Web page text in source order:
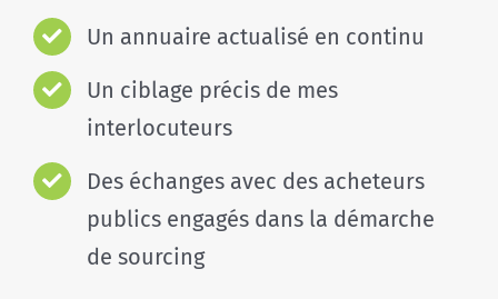
Un annuaire actualisé en continu
Un ciblage précis de mes
interlocuteurs
Des échanges avec des acheteurs
publics engagés dans la démarche
de sourcing